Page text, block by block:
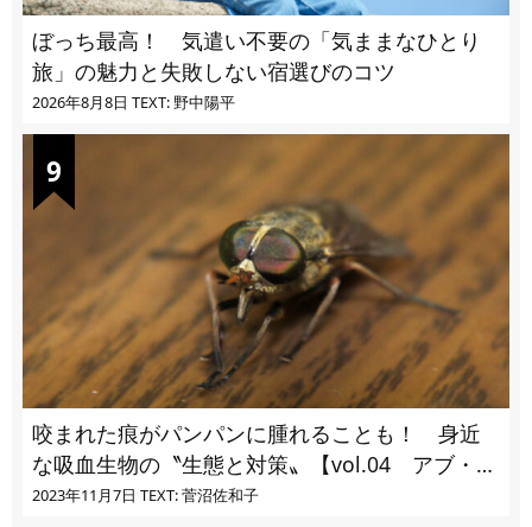
ぼっち最高！ 気遣い不要の「気ままなひとり
旅」の魅力と失敗しない宿選びのコツ
2026年8月8日 TEXT: 野中陽平
咬まれた痕がパンパンに腫れることも！ 身近
な吸血生物の〝生態と対策〟【vol.04 アブ・ブ
ユ・ヌカカ】
2023年11月7日 TEXT: 菅沼佐和子